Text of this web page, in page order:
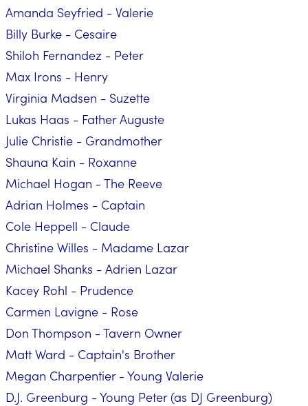
Amanda Seyfried - Valerie
Billy Burke - Cesaire
Shiloh Fernandez - Peter
Max Irons - Henry
Virginia Madsen - Suzette
Lukas Haas - Father Auguste
Julie Christie - Grandmother
Shauna Kain - Roxanne
Michael Hogan - The Reeve
Adrian Holmes - Captain
Cole Heppell - Claude
Christine Willes - Madame Lazar
Michael Shanks - Adrien Lazar
Kacey Rohl - Prudence
Carmen Lavigne - Rose
Don Thompson - Tavern Owner
Matt Ward - Captain's Brother
Megan Charpentier - Young Valerie
D.J. Greenburg - Young Peter (as DJ Greenburg)